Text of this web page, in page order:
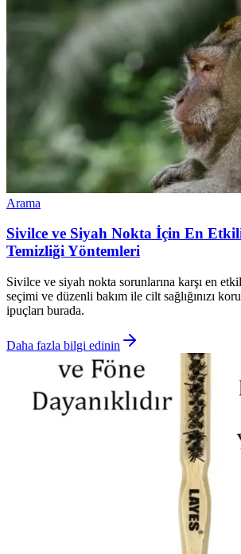
Arama
Sivilce ve Siyah Nokta İçin En
Temizliği Yöntemleri
Sivilce ve siyah nokta sorunlarına karşı en
seçimi ve düzenli bakım ile cilt sağlığınızı
ipuçları burada.
Daha fazla bilgi edinin